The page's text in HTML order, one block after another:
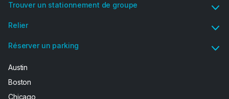
Trouver un stationnement de groupe
Relier
Réserver un parking
Austin
Boston
Chicago